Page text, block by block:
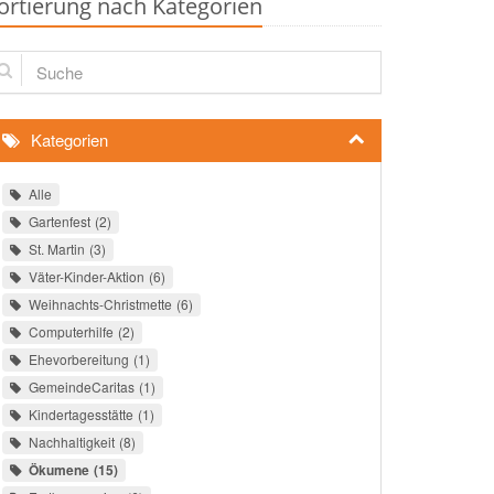
Kategorien
Alle
Gartenfest 2
St. Martin 3
Väter-Kinder-Aktion 6
Weihnachts-Christmette 6
Computerhilfe 2
Ehevorbereitung 1
GemeindeCaritas 1
Kindertagesstätte 1
Nachhaltigkeit 8
Ökumene 15